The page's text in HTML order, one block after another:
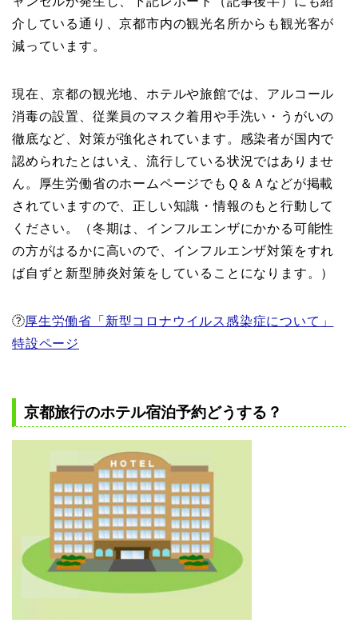
介している通り、京都市内の観光名所からも観光客が
減っています。
現在、京都の観光地、ホテルや旅館では、アルコール
消毒の設置、従業員のマスク着用や手洗い・うがいの
徹底など、対策が強化されています。感染者が国内で
認められたとはいえ、流行している状況ではありませ
ん。厚生労働省のホームページでもＱ＆Ａなどが掲載
されていますので、正しい知識・情報のもと行動して
ください。（冬期は、インフルエンザにかかる可能性
の方がはるかに高いので、インフルエンザ対策をすれ
ば自ずと新型肺炎対策をしていることになります。）
厚生労働省「新型コロナウイルス感染症について」
特設ページ
京都旅行のホテル宿泊予約どうする？